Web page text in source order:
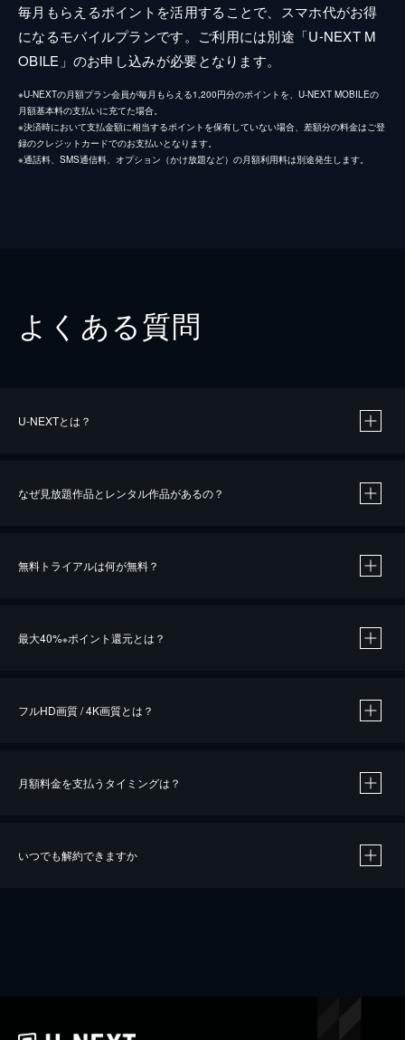
毎月もらえるポイントを活用することで、スマホ代がお得
になるモバイルプランです。ご利用には別途「U-NEXT M
OBILE」のお申し込みが必要となります。
※U-NEXTの月額プラン会員が毎月もらえる1,200円分のポイントを、U-NEXT MOBILEの
月額基本料の支払いに充てた場合。
※決済時において支払金額に相当するポイントを保有していない場合、差額分の料金はご登
録のクレジットカードでのお支払いとなります。
※通話料、SMS通信料、オプション（かけ放題など）の月額利用料は別途発生します。
よくある質問
U-NEXTとは？
なぜ見放題作品とレンタル作品があるの？
無料トライアルは何が無料？
最大40%※ポイント還元とは？
※40％ポイント還元の対象は、クレジットカード決済による作品の購入 / レンタルです。
iOSアプリのUコイン決済による作品の購入 / レンタルは、20％のポイント還元です。
フルHD画質 / 4K画質とは？
月額料金を支払うタイミングは？
いつでも解約できますか